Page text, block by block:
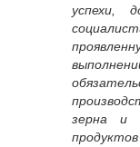
успехи,
зерна и